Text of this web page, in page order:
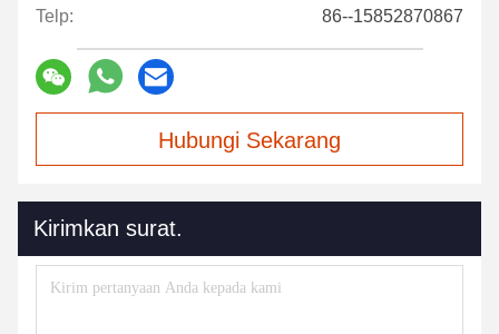
Telp: 86--15852870867
Hubungi Sekarang
Kirimkan surat.